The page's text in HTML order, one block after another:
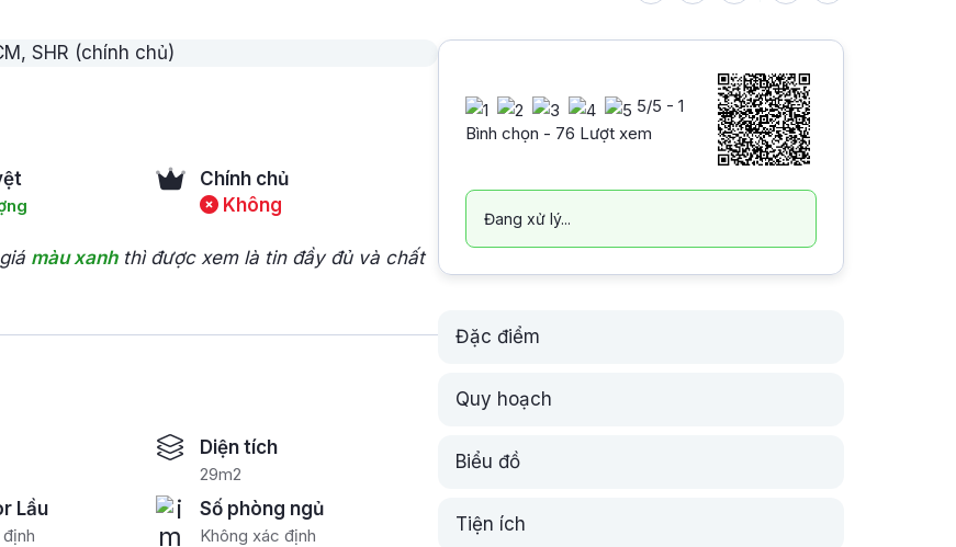
Chính chủ
Không
màu xanhthì được xem là tin đầy đủ và chất
Diện tích
29m2
Lầu Số phòng ngủ
Không xác định
5/5 - 1
Bình chọn - 76 Lượt xem
Đang xử lý...
Đặc điểm
Quy hoạch
Biểu đồ
Tiện ích